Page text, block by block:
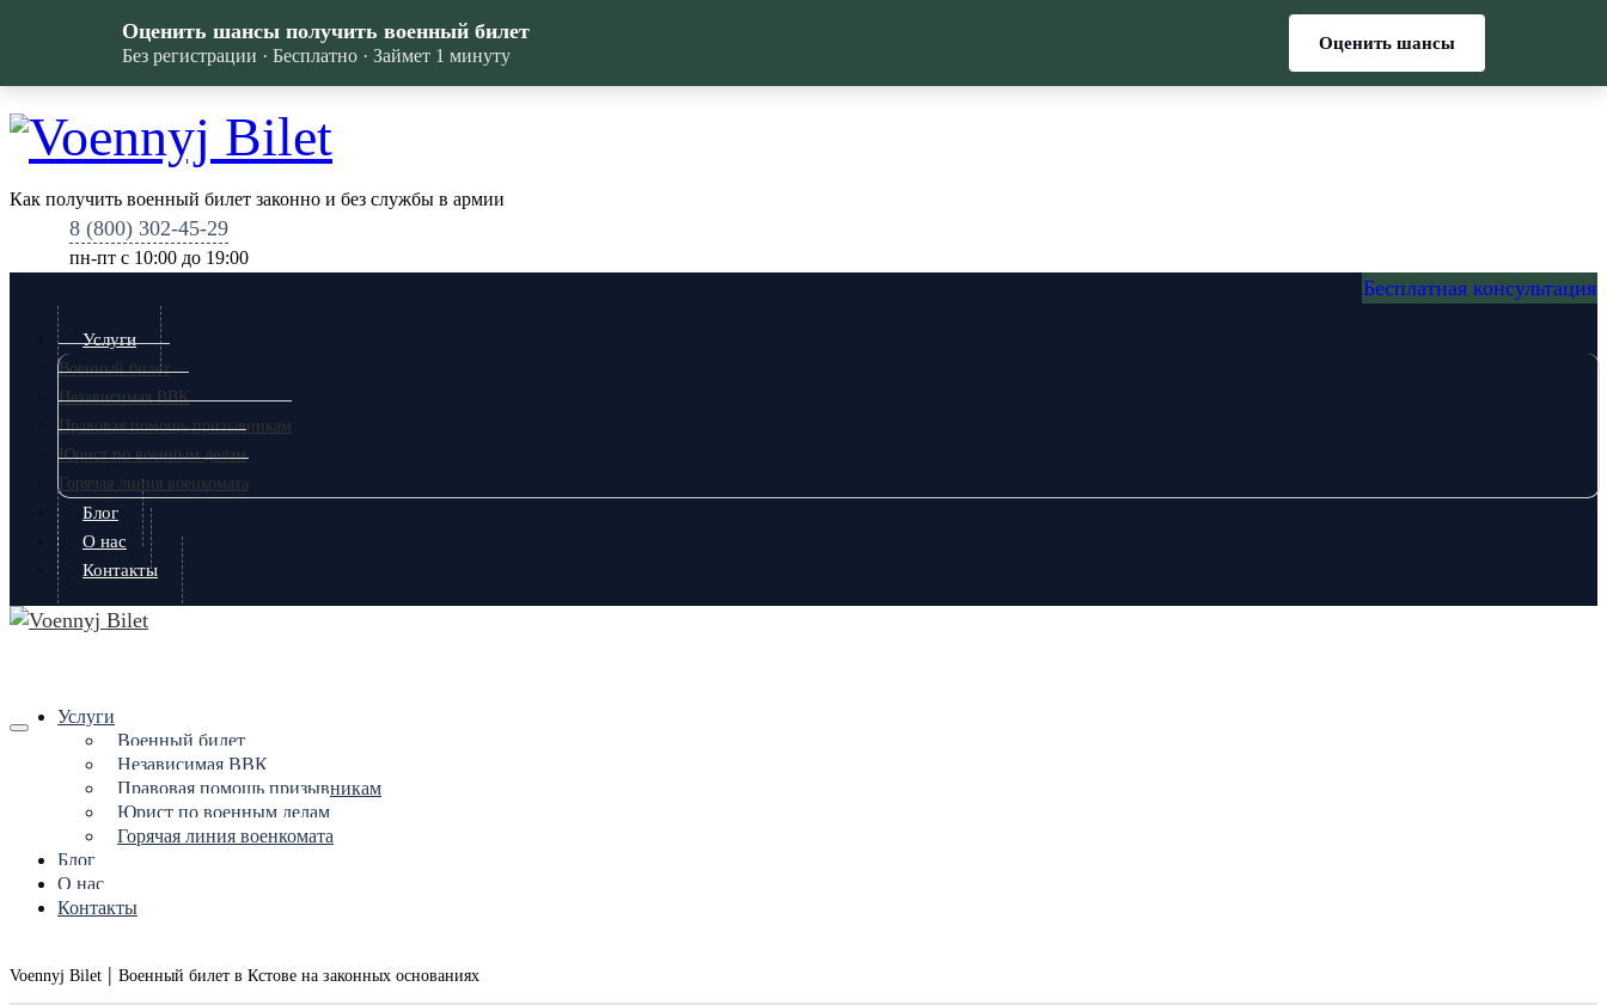
Как получить военный билет законно и без службы в армии
8 (800) 302-45-29
пн-пт c 10:00 до 19:00
Бесплатная консультация
Услуги
Военный билет
Независимая ВВК
Правовая помощь призывникам
Юрист по военным делам
Горячая линия военкомата
Блог
О нас
Контакты
Услуги
Военный билет
Независимая ВВК
Правовая помощь призывникам
Юрист по военным делам
Горячая линия военкомата
Блог
О нас
Контакты
Voennyj Bilet | Военный билет в Кстове на законных основаниях
Оценить шансы получить военный билет
Без регистрации · Бесплатно · Займет 1 минуту
Оценить шансы